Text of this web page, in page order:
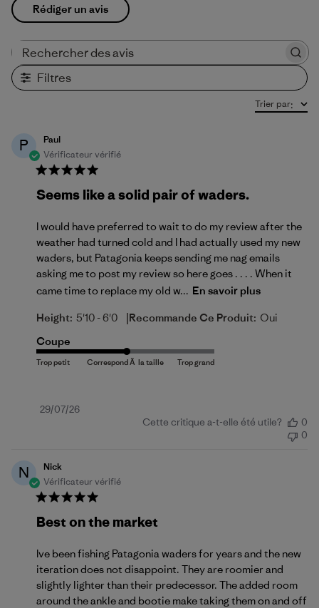
Rédiger un avis
Filtres
Trier par:
P
Paul
Vérificateur vérifié
Seems like a solid pair of waders.
I would have preferred to wait to do my review after the
weather had turned cold and I had actually used my new
waders, but Patagonia keeps sending me nag emails
asking me to post my review so here goes . . . . When it
came time to replace my old w... En savoir plus
Height: 5'10 - 6'0 |Recommande Ce Produit: Oui
Coupe
Date
29/07/26
Cette critique a-t-elle été utile?
0
0
N
Nick
Vérificateur vérifié
Best on the market
Ive been fishing Patagonia waders for years and the new
iteration does not disappoint. They are roomier and
slightly lighter than their predecessor. The added room
around the ankle and bootie make taking them on and off